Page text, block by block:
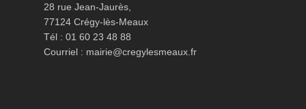
28 rue Jean-Jaurès,
77124 Crégy-lès-Meaux
Tél : 01 60 23 48 88
Courriel : mairie@cregylesmeaux.fr